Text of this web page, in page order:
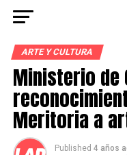
ARTE Y CULTURA
Ministerio de
Meritoria a
Published 4 años